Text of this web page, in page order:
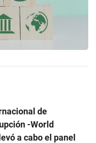
de
-World
a cabo el panel